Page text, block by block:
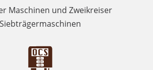
Maschinen und Zweikreiser
Siebträgermaschinen